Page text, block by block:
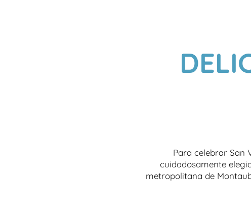
Para celebrar San
cuidadosamente
metropolitana de